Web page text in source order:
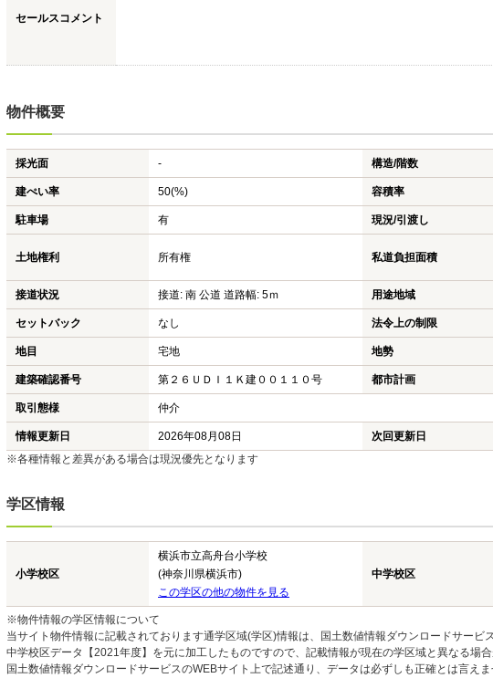
セールスコメント
物件概要
採光面 - 構造/階数
建ぺい率 50(%) 容積率
駐車場 有 現況/引渡し
土地権利 所有権 私道負担面積
接道状況 接道: 南 公道 道路幅: 5ｍ 用途地域
セットバック なし 法令上の制限
地目 宅地 地勢
建築確認番号 第２６ＵＤＩ１Ｋ建００１１０号 都市計画
取引態様 仲介
情報更新日 2026年08月08日 次回更新日
※各種情報と差異がある場合は現況優先となります
学区情報
小学校区
横浜市立高舟台小学校
(神奈川県横浜市)
この学区の他の物件を見る
中学校区
※物件情報の学区情報について
当サイト物件情報に記載されております通学区域(学区)情報は、国土数値情報ダウンロードサー
中学校区データ【2021年度】を元に加工したものですので、記載情報が現在の学区域と異なる場合
国土数値情報ダウンロードサービスのWEBサイト上で記述通り、データは必ずしも正確とは言え